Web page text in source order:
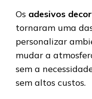
Os adesivos
tornaram uma
personalizar
mudar a
sem a
sem altos custos.